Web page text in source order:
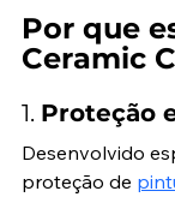
Por que
Ceramic
1. Proteção
Desenvolvido
proteção de